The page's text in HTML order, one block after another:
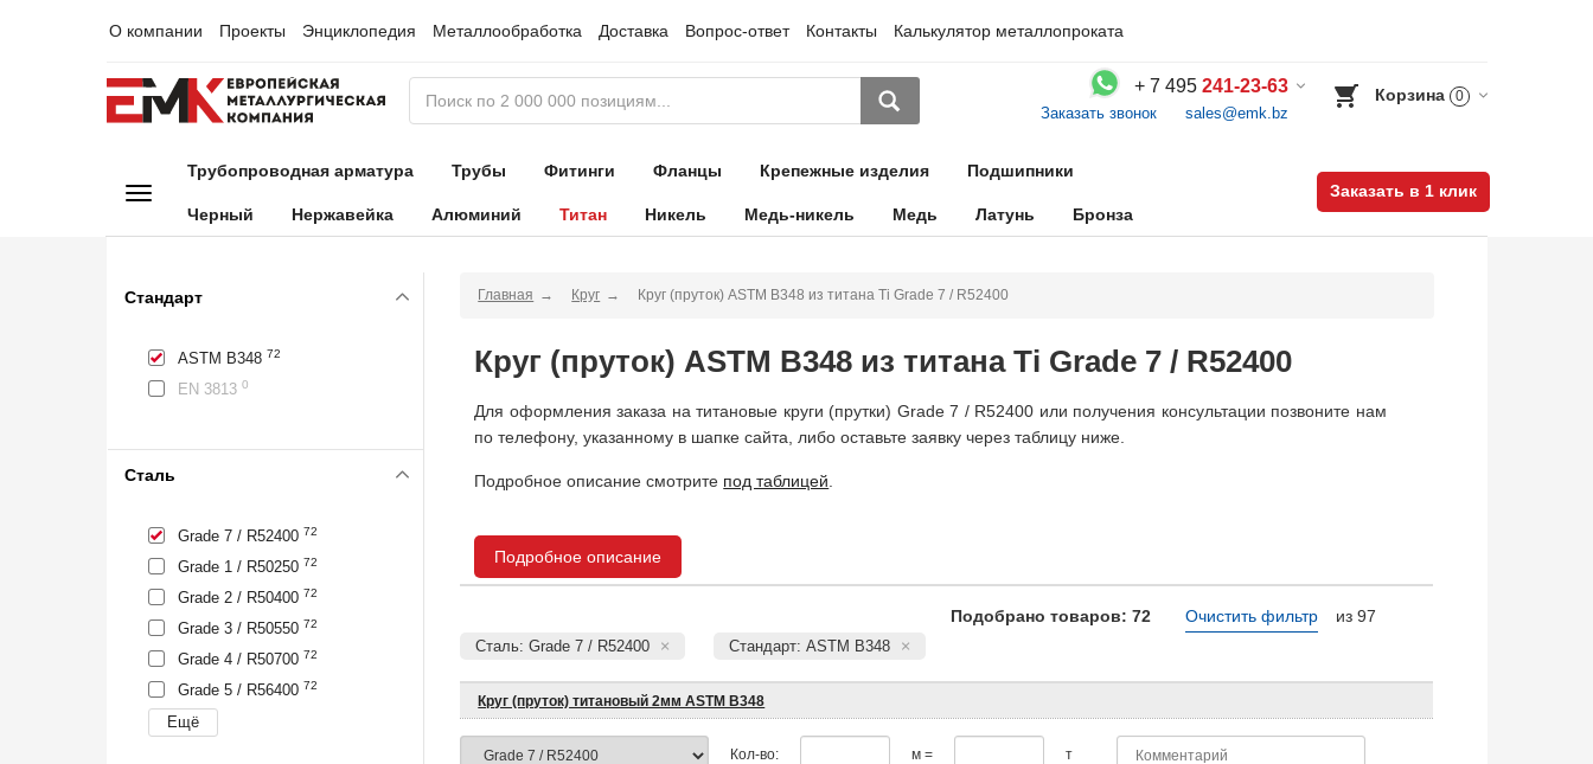
О компании Проекты Энциклопедия Металлообработка Доставка Вопрос-ответ Контакты Калькулятор металлопроката
+ 7 495 241-23-63
Заказать звонок sales@emk.bz
Корзина 0
Трубопроводная арматура Трубы Фитинги Фланцы Крепежные изделия Подшипники
Черный Нержавейка Алюминий Титан Никель Медь-никель Медь Латунь Бронза
Заказать в 1 клик
Стандарт
ASTM B348 72
EN 3813 0
Сталь
Grade 7 / R52400 72
Grade 1 / R50250 72
Grade 2 / R50400 72
Grade 3 / R50550 72
Grade 4 / R50700 72
Grade 5 / R56400 72
Главная Круг Круг (пруток) ASTM B348 из титана Ti Grade 7 / R52400
Круг (пруток) ASTM B348 из титана Ti Grade 7 / R52400
Для оформления заказа на титановые круги (прутки) Grade 7 / R52400 или получения консультации позвоните нам
по телефону, указанному в шапке сайта, либо оставьте заявку через таблицу ниже.
Подробное описание смотрите под таблицей
Подробное описание
Подобрано товаров: 72 из 97
Очистить фильтр
Сталь: Grade 7 / R52400 Стандарт: ASTM B348
Круг (пруток) титановый 2мм ASTM B348
Кол-во: м = т